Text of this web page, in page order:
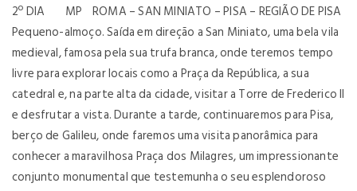
2º DIA MP ROMA – SAN MINIATO – PISA – REGIÃO DE PISA
Pequeno-almoço. Saída em direção a San Miniato, uma bela vila
medieval, famosa pela sua trufa branca, onde teremos tempo
livre para explorar locais como a Praça da República, a sua
catedral e, na parte alta da cidade, visitar a Torre de Frederico II
e desfrutar a vista. Durante a tarde, continuaremos para Pisa,
berço de Galileu, onde faremos uma visita panorâmica para
conhecer a maravilhosa Praça dos Milagres, um impressionante
conjunto monumental que testemunha o seu esplendoroso